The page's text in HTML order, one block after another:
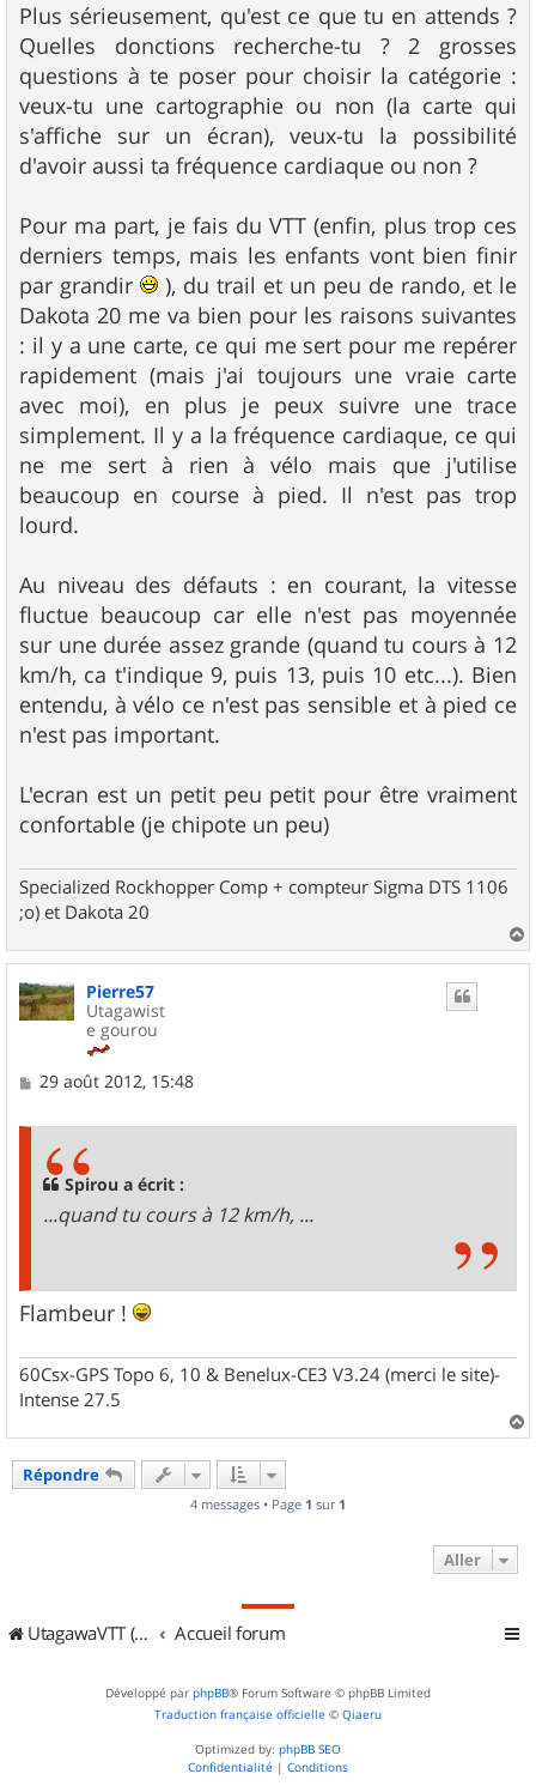
Plus sérieusement, qu'est ce que tu en attends ?
Quelles donctions recherche-tu ? 2 grosses
questions à te poser pour choisir la catégorie :
veux-tu une cartographie ou non (la carte qui
s'affiche sur un écran), veux-tu la possibilité
d'avoir aussi ta fréquence cardiaque ou non ?
Pour ma part, je fais du VTT (enfin, plus trop ces
derniers temps, mais les enfants vont bien finir
par grandir
), du trail et un peu de rando, et le
Dakota 20 me va bien pour les raisons suivantes
: il y a une carte, ce qui me sert pour me repérer
rapidement (mais j'ai toujours une vraie carte
avec moi), en plus je peux suivre une trace
simplement. Il y a la fréquence cardiaque, ce qui
ne me sert à rien à vélo mais que j'utilise
beaucoup en course à pied. Il n'est pas trop
lourd.
Au niveau des défauts : en courant, la vitesse
fluctue beaucoup car elle n'est pas moyennée
sur une durée assez grande (quand tu cours à 12
km/h, ca t'indique 9, puis 13, puis 10 etc...). Bien
entendu, à vélo ce n'est pas sensible et à pied ce
n'est pas important.
L'ecran est un petit peu petit pour être vraiment
confortable (je chipote un peu)
Specialized Rockhopper Comp + compteur Sigma DTS 1106
;o) et Dakota 20
a
u
Pierre57
Utagawist
e gourou
M
29 août 2012, 15:48
Spirou a écrit :
...quand tu cours à 12 km/h, ...
Flambeur !
60Csx-GPS Topo 6, 10 & Benelux-CE3 V3.24 (merci le site)-
Intense 27.5
a
Répondre
4 messages • Page 1 sur 1
Aller
UtagawaVTT (Randos VTT et VTTAE avec traces GPS) Accueil forum
Développé par phpBB® Forum Software © phpBB Limited
Traduction française officielle © Qiaeru
Optimized by: phpBB SEO
Confidentialité | Conditions